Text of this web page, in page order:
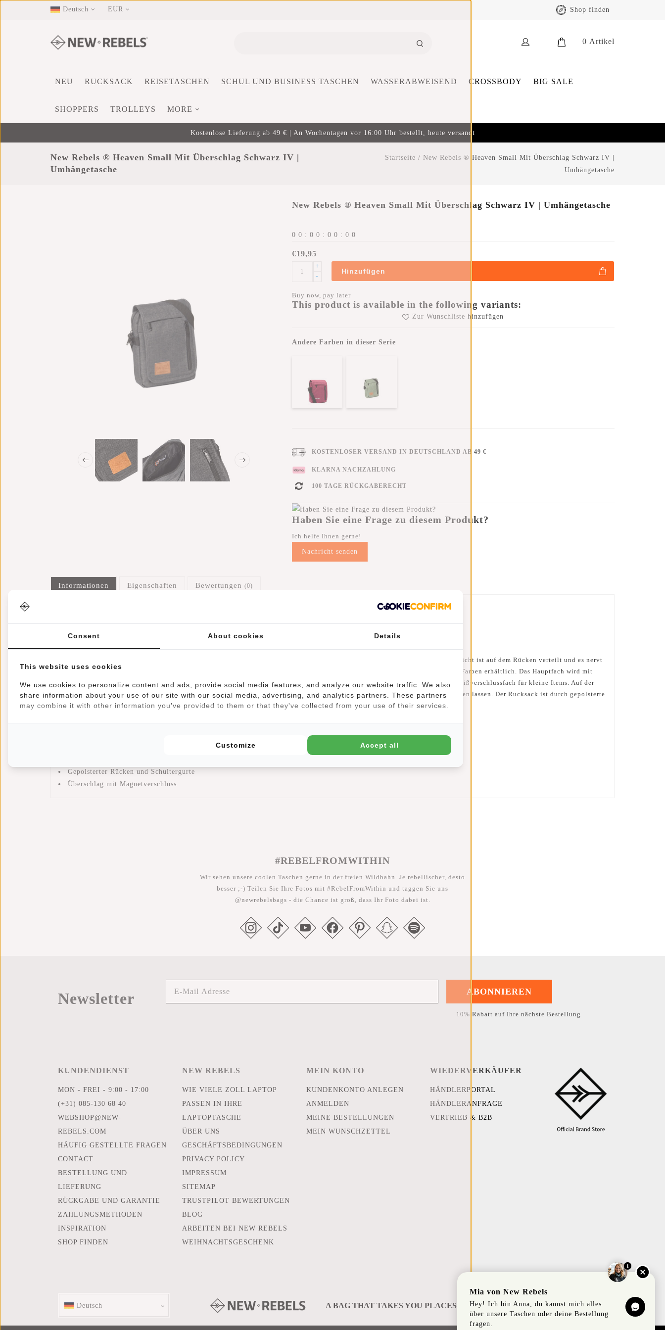
Deutsch EUR Shop finden
0 Artikel
NEU RUCKSACK REISETASCHEN SCHUL UND BUSINESS TASCHEN WASSERABWEISEND CROSSBODY BIG SALE
SHOPPERS TROLLEYS MORE
Kostenlose Lieferung ab 49 € | An Wochentagen vor 16:00 Uhr bestellt, heute versandt
New Rebels ® Heaven Small Mit Überschlag Schwarz IV |
Umhängetasche
Startseite / New Rebels ® Heaven Small Mit Überschlag Schwarz IV |
Umhängetasche
New Rebels ® Heaven Small Mit Überschlag Schwarz IV | Umhängetasche
0 0 : 0 0 : 0 0 : 0 0
€19,95
+
-
Hinzufügen
Buy now, pay later
This product is available in the following variants:
Zur Wunschliste hinzufügen
Andere Farben in dieser Serie
KOSTENLOSER VERSAND IN DEUTSCHLAND AB 49 €
KLARNA NACHZAHLUNG
100 TAGE RÜCKGABERECHT
Haben Sie eine Frage zu diesem Produkt?
Ich helfe Ihnen gerne!
Nachricht senden
Informationen Eigenschaften Bewertungen (0)
Lieferzeit:
Ausflüge, Schule, Ferien, Wochenende – ein Rucksack ist für viele Gelegenheit einfach ideal. Du hast deine Hände frei, das Gewicht ist auf dem Rücken verteilt und es nervt
kein ständiges Herunterrutschen. Dieser Rucksack aus der Heaven Serie hat eine ansprechende Form und ist in mehreren hippen Farben erhältlich. Das Hauptfach wird mit
einer Zugkordel verschlossen, die durch den Überschlag mit Magnetverschluss verdeckt wird. Innen befindet ein zusätzliches Reißverschlussfach für kleine Items. Auf der
Rückseite gibt es ein Reißverschlussfach, in dem sich beispielsweise Unterlagen oder ein Tablet/Laptop (26 x 22 cm) unterbringen lassen. Der Rucksack ist durch gepolsterte
Schultergurte und den gepolsterten Rücken superbequem zu tragen.
Dieser New Rebels Rucksack/Backpack bietet dir:
Gepolsterter Rücken und Schultergurte
Überschlag mit Magnetverschluss
#REBELFROMWITHIN
Wir sehen unsere coolen Taschen gerne in der freien Wildbahn. Je rebellischer, desto
besser ;-) Teilen Sie Ihre Fotos mit #RebelFromWithin und taggen Sie uns
@newrebelsbags - die Chance ist groß, dass Ihr Foto dabei ist.
Newsletter ABONNIEREN
10% Rabatt auf Ihre nächste Bestellung
KUNDENDIENST
MON - FREI - 9:00 - 17:00
(+31) 085-130 68 40
WEBSHOP@NEW-
REBELS.COM
HÄUFIG GESTELLTE FRAGEN
CONTACT
BESTELLUNG UND
LIEFERUNG
RÜCKGABE UND GARANTIE
ZAHLUNGSMETHODEN
INSPIRATION
SHOP FINDEN
NEW REBELS
WIE VIELE ZOLL LAPTOP
PASSEN IN IHRE
LAPTOPTASCHE
ÜBER UNS
GESCHÄFTSBEDINGUNGEN
PRIVACY POLICY
IMPRESSUM
SITEMAP
TRUSTPILOT BEWERTUNGEN
BLOG
ARBEITEN BEI NEW REBELS
WEIHNACHTSGESCHENK
MEIN KONTO
KUNDENKONTO ANLEGEN
ANMELDEN
MEINE BESTELLUNGEN
MEIN WUNSCHZETTEL
WIEDERVERKÄUFER
HÄNDLERPORTAL
HÄNDLERANFRAGE
VERTRIEB & B2B
Deutsch A BAG THAT TAKES YOU PLACES
Consent About cookies Details
This website uses cookies
We use cookies to personalize content and ads, provide social media features, and analyze our website traffic. We also
share information about your use of our site with our social media, advertising, and analytics partners. These partners
may combine it with other information you've provided to them or that they've collected from your use of their services.
Customize Accept all
1
Mia von New Rebels
Hey! Ich bin Anna, du kannst mich alles
über unsere Taschen oder deine Bestellung
fragen.